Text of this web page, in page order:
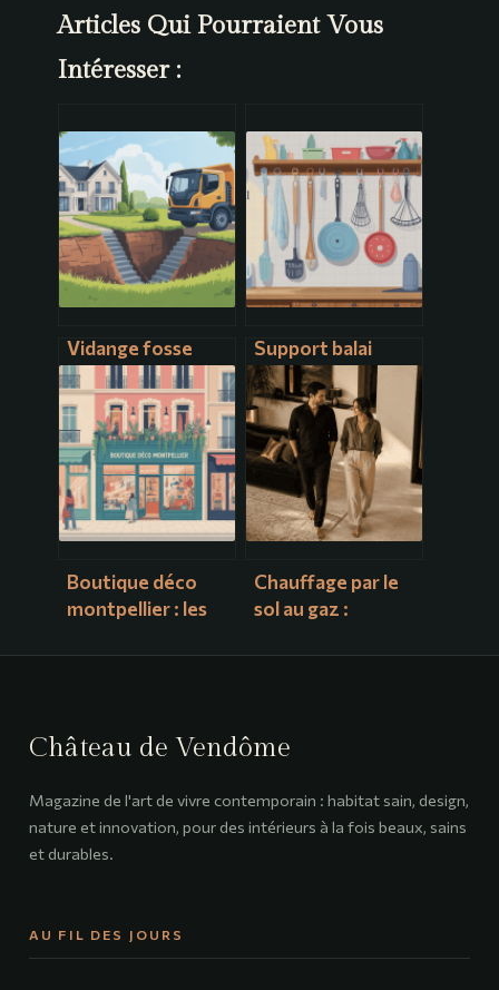
Articles Qui Pourraient Vous
Intéresser :
Vidange fosse
septique tarif : ce
qu’il faut vraiment
prévoir en budget
Support balai
mural : comment
choisir et
organiser
efficacement vos
rangements
Boutique déco
montpellier : les
adresses pour
Chauffage par le
sol au gaz :
thermique intégral
Château de Vendôme
Magazine de l'art de vivre contemporain : habitat sain, design,
nature et innovation, pour des intérieurs à la fois beaux, sains
et durables.
AU FIL DES JOURS